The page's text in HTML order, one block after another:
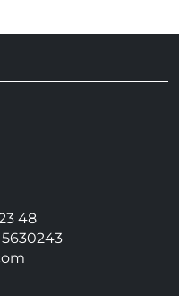
48